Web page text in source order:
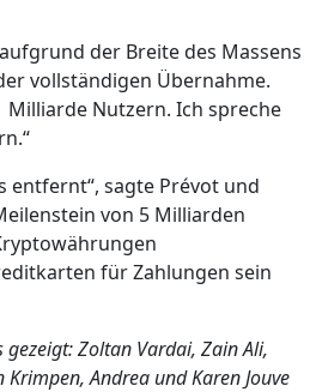
der Breite des Massens
vollständigen Übernahme.
Milliarde Nutzern. Ich spreche
entfernt“, sagte Prévot und
von 5 Milliarden
für Zahlungen sein
gezeigt: Zoltan Vardai, Zain Ali,
Krimpen, Andrea und Karen Jouve